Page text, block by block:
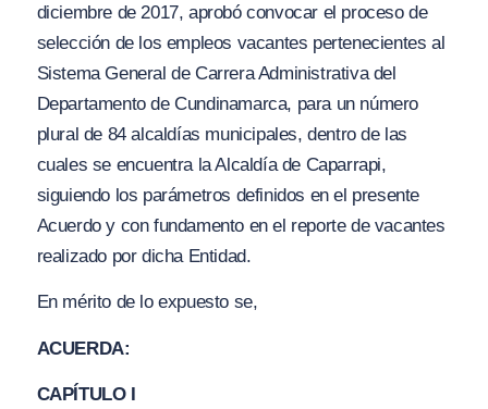
diciembre de 2017, aprobó convocar el proceso de
selección de los empleos vacantes pertenecientes al
Sistema General de Carrera Administrativa del
Departamento de Cundinamarca, para un número
plural de 84 alcaldías municipales, dentro de las
cuales se encuentra la Alcaldía de Caparrapi,
siguiendo los parámetros definidos en el presente
Acuerdo y con fundamento en el reporte de vacantes
realizado por dicha Entidad.
En mérito de lo expuesto se,
ACUERDA:
CAPÍTULO I